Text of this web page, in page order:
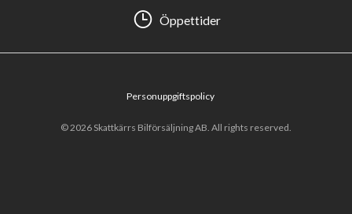
Öppettider
© 2026 Skattkärrs Bilförsäljning AB. All rights reserved.
Personuppgiftspolicy